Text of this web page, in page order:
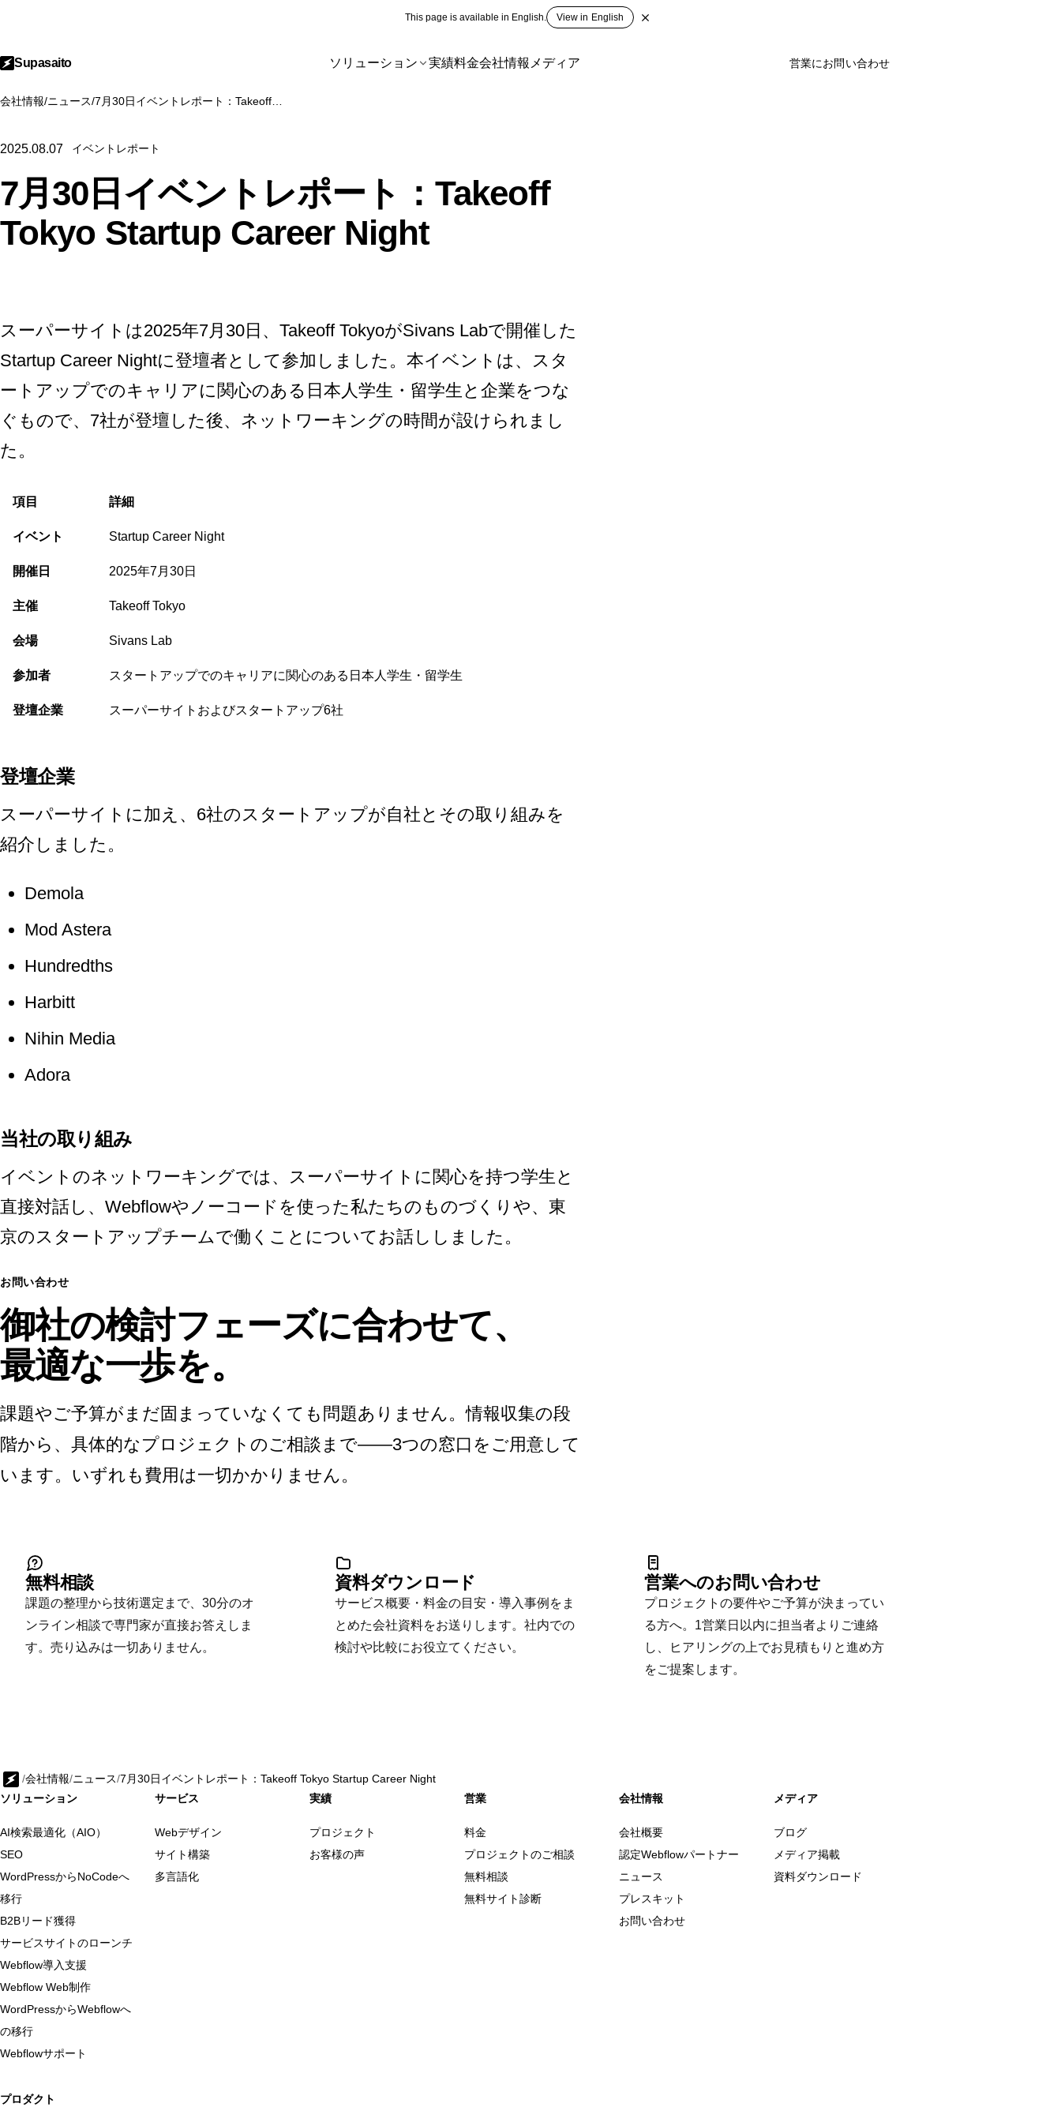
This page is available in English. View in English
Supasaito ソリューション 実績料金会社情報 メディア 営業にお問い合わせ
会社情報/ニュース/
2025.08.07 イベントレポート
7月30日イベントレポート：Takeoff
Tokyo Startup Career Night
スーパーサイトは2025年7月30日、 Takeoff TokyoがSivans Labで開催した
Startup Career Nightに登壇者として参加しました。本イベントは、スタ
ートアップでのキャリアに関心のある日本人学生・留学生と企業をつな
ぐもので、7社が登壇した後、ネットワーキングの時間が設けられまし
た。
項目 詳細
イベント Startup Career Night
開催日 2025年7月30日
主催 Takeoff Tokyo
会場 Sivans Lab
参加者 スタートアップでのキャリアに関心のある日本人学生・留学生
登壇企業 スーパーサイトおよびスタートアップ6社
登壇企業
スーパーサイトに加え、6社のスタートアップが自社とその取り組みを
紹介しました。
Demola
Mod Astera
Hundredths
Harbitt
Nihin Media
Adora
当社の取り組み
イベントのネットワーキングでは、スーパーサイトに関心を持つ学生と
直接対話し、Webflowやノーコードを使った私たちのものづくりや、東
京のスタートアップチームで働くことについてお話ししました。
お問い合わせ
御社の検討フェーズに合わせて、
最適な一歩を。
課題やご予算がまだ固まっていなくても問題ありません。情報収集の段
階から、具体的なプロジェクトのご相談まで——3つの窓口をご用意して
います。いずれも費用は一切かかりません。
無料相談
課題の整理から技術選定まで、30分のオ
ンライン相談で専門家が直接お答えしま
す。売り込みは一切ありません。
資料ダウンロード
サービス概要・料金の目安・導入事例をま
とめた会社資料をお送りします。社内での
検討や比較にお役立てください。
営業へのお問い合わせ
プロジェクトの要件やご予算が決まってい
る方へ。1営業日以内に担当者よりご連絡
し、ヒアリングの上でお見積もりと進め方
をご提案します。
/会社情報/ニュース/7月30日イベントレポート：Takeoff Tokyo Startup Career Night
ソリューション
AI検索最適化（AIO）
SEO
WordPressからNoCodeへ
移行
B2Bリード獲得
サービスサイトのローンチ
Webflow導入支援
Webflow Web制作
WordPressからWebflowへ
の移行
Webflowサポート
サービス
Webデザイン
サイト構築
多言語化
実績
プロジェクト
お客様の声
営業
料金
プロジェクトのご相談
無料相談
無料サイト診断
会社情報
会社概要
認定Webflowパートナー
ニュース
プレスキット
お問い合わせ
メディア
ブログ
メディア掲載
資料ダウンロード
プロダクト